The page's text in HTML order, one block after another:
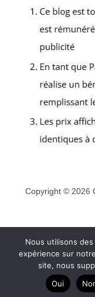
Copyright © 2026
Nous utilisons
expérience sur
site, nous
Oui